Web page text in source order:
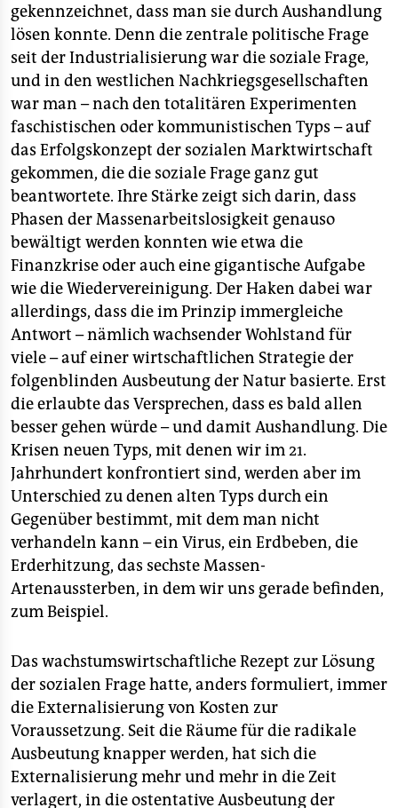
gekennzeichnet, dass man sie durch Aushandlung
lösen konnte. Denn die zentrale politische Frage
seit der Industrialisierung war die soziale Frage,
und in den westlichen Nachkriegsgesellschaften
war man – nach den totalitären Experimenten
faschistischen oder kommunistischen Typs – auf
das Erfolgskonzept der sozialen Marktwirtschaft
gekommen, die die soziale Frage ganz gut
beantwortete. Ihre Stärke zeigt sich darin, dass
Phasen der Massenarbeitslosigkeit genauso
bewältigt werden konnten wie etwa die
Finanzkrise oder auch eine gigantische Aufgabe
wie die Wiedervereinigung. Der Haken dabei war
allerdings, dass die im Prinzip immergleiche
Antwort – nämlich wachsender Wohlstand für
viele – auf einer wirtschaftlichen Strategie der
folgenblinden Ausbeutung der Natur basierte. Erst
die erlaubte das Versprechen, dass es bald allen
besser gehen würde – und damit Aushandlung. Die
Krisen neuen Typs, mit denen wir im 21.
Jahrhundert konfrontiert sind, werden aber im
Unterschied zu denen alten Typs durch ein
Gegenüber bestimmt, mit dem man nicht
verhandeln kann – ein Virus, ein Erdbeben, die
Erderhitzung, das sechste Massen-
Artenaussterben, in dem wir uns gerade befinden,
zum Beispiel.
Das wachstumswirtschaftliche Rezept zur Lösung
der sozialen Frage hatte, anders formuliert, immer
die Externalisierung von Kosten zur
Voraussetzung. Seit die Räume für die radikale
Ausbeutung knapper werden, hat sich die
Externalisierung mehr und mehr in die Zeit
verlagert, in die ostentative Ausbeutung der